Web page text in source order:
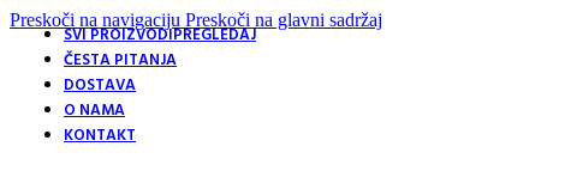
Preskoči na navigaciju Preskoči na glavni sadržaj
SVI PROIZVODIPREGLEDAJ
ČESTA PITANJA
DOSTAVA
O NAMA
KONTAKT